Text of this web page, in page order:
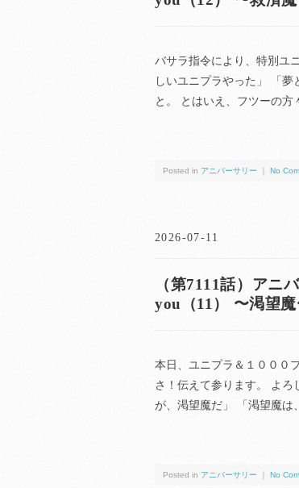
バサラ指令により、特別ユ
しいユニプラやった」 「
と。 とはいえ、フツーの方
Posted in アニバーサリー No
2026-07-11
（第7111話）ア
you（11） 〜渇望
本日、ユニプラ＆１０００
さ！伝えて参ります。 よ
が、渇望魔だ」 「渇望魔は
Posted in アニバーサリー No